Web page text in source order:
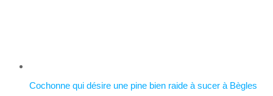
Cochonne qui désire une pine bien raide à sucer à Bègles